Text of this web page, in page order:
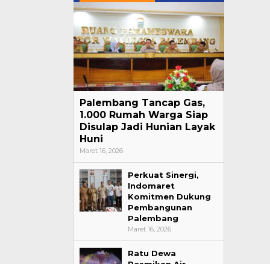
Palembang Tancap Gas,
1.000 Rumah Warga Siap
Disulap Jadi Hunian Layak
Huni
Maret 16, 2026
Perkuat Sinergi,
Indomaret
Komitmen Dukung
Pembangunan
Palembang
Maret 16, 2026
Ratu Dewa